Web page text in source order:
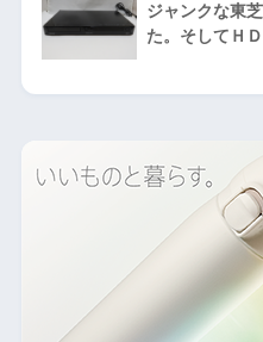
ジャンクな東
た。そしてＨ